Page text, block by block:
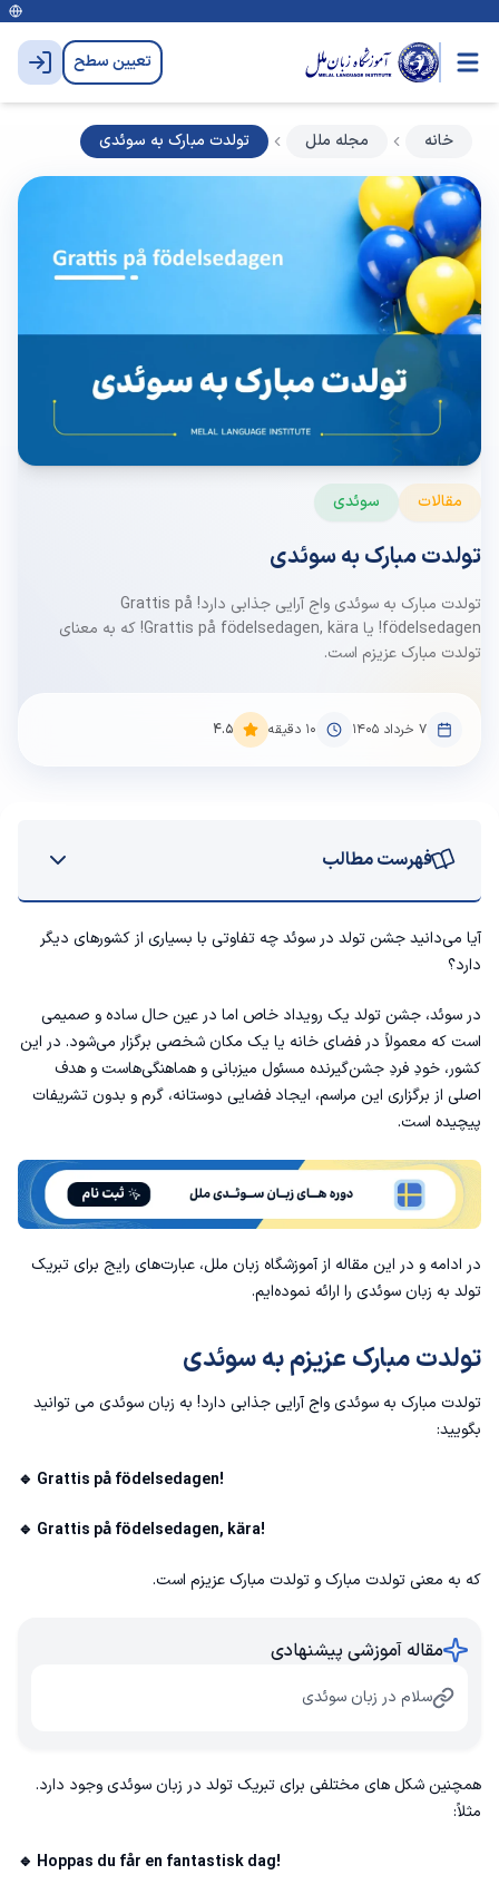
تعیین سطح
خانه مجله ملل تولدت مبارک به سوئدی
مقالات سوئدی
تولدت مبارک به سوئدی
تولدت مبارک به سوئدی واج آرایی جذابی دارد! Grattis på
födelsedagen! یا Grattis på födelsedagen, kära! که به معنای
تولدت مبارک عزیزم است.
۷ خرداد ۱۴۰۵ 10 دقیقه 4.5
فهرست مطالب
تولدت مبارک عزیزم به سوئدی
مکالمه در جشن تولد به زبان سوئدی
تبریک تولد به عشق زندگی به زبان سوئدی
فرهنگ جشن تولد در سوئد
متن کارت پستال تولد به زبان سوئدی
تمرینات واژه تولدت مبارک به سوئدی
سوالات متداول
آیا می‌دانید جشن تولد در سوئد چه تفاوتی با بسیاری از کشورهای دیگر
دارد؟
در سوئد، جشن تولد یک رویداد خاص اما در عین حال ساده و صمیمی
است که معمولاً در فضای خانه یا یک مکان شخصی برگزار می‌شود. در این
کشور، خودِ فردِ جشن‌گیرنده مسئول میزبانی و هماهنگی‌هاست و هدف
اصلی از برگزاری این مراسم، ایجاد فضایی دوستانه، گرم و بدون تشریفات
پیچیده است.
در ادامه و در این مقاله ازآموزشگاه زبان ملل، عبارت‌های رایج برای تبریک
تولد به زبان سوئدی را ارائه نموده‌ایم.
تولدت مبارک عزیزم به سوئدی
تولدت مبارک به سوئدی واج آرایی جذابی دارد! به زبان سوئدی می توانید
بگویید:
🔹 Grattis på födelsedagen!
🔹 Grattis på födelsedagen, kära!
که به معنی تولدت مبارک و تولدت مبارک عزیزم است.
مقاله آموزشی پیشنهادی
سلام در زبان سوئدی
همچنین شکل های مختلفی برای تبریک تولد در زبان سوئدی وجود دارد.
مثلاً:
🔹 Hoppas du får en fantastisk dag!